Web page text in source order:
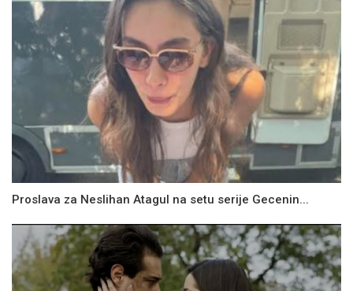
Proslava za Neslihan Atagul na setu serije Gecenin...